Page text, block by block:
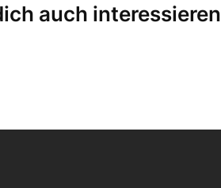
auch interessieren